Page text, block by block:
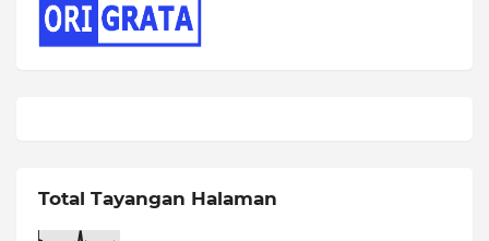
Total Tayangan Halaman